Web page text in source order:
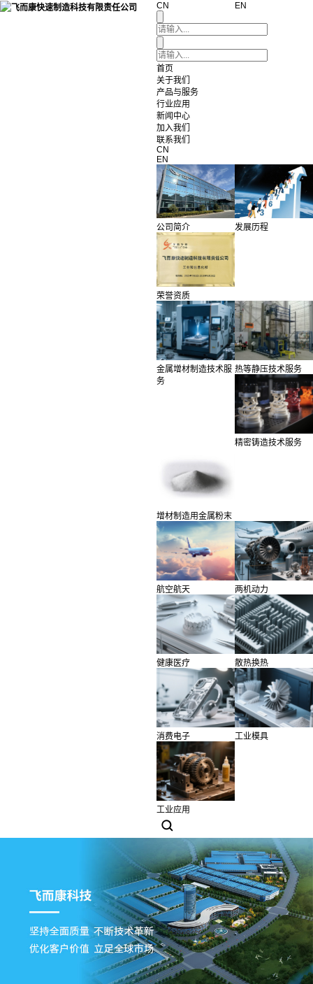
CN EN
首页
关于我们
产品与服务
行业应用
新闻中心
加入我们
联系我们
CN
EN
公司简介 发展历程
荣誉资质
金属增材制造技术服
务
热等静压技术服务
精密铸造技术服务
增材制造用金属粉末
航空航天 两机动力
健康医疗 散热换热
消费电子 工业模具
工业应用